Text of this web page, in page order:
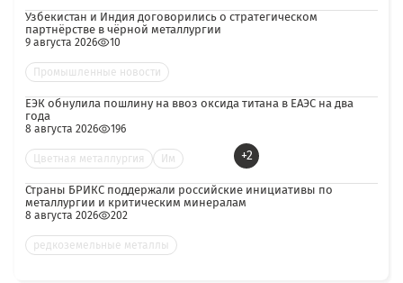
Узбекистан и Индия договорились о стратегическом
партнёрстве в чёрной металлургии
9 августа 2026 10
Промышленные новости
ЕЭК обнулила пошлину на ввоз оксида титана в ЕАЭС на два
года
8 августа 2026 196
Цветная металлургия Им +2
Страны БРИКС поддержали российские инициативы по
металлургии и критическим минералам
8 августа 2026 202
редкоземельные металлы